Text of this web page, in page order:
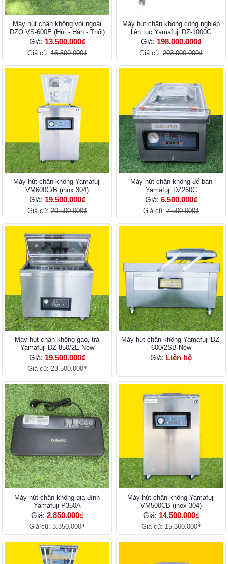
Máy hút chân không vòi ngoài
DZQ VS-600E (Hút - Hàn - Thổi)
Giá: 13.500.000₫
Giá cũ:16.500.000₫
Máy hút chân không công nghiệp
liên tục Yamafuji DZ-1000C
Giá: 198.000.000₫
Giá cũ: 203.000.000₫
Máy hút chân không Yamafuji
VM600C/B (inox 304)
Giá: 19.500.000₫
Giá cũ:20.500.000₫
Máy hút chân không để bàn
Yamafuji DZ260C
Giá: 6.500.000₫
Giá cũ: 7.500.000₫
Máy hút chân không gạo, trà
Yamafuji DZ-850/2E New
Giá: 19.500.000₫
Giá cũ:23.500.000₫
Máy hút chân không Yamafuji DZ-
600/2SB New
Giá: Liên hệ
Máy hút chân không gia đình
Yamafuji P350A
Giá: 2.850.000₫
Giá cũ: 3.350.000₫
Máy hút chân không Yamafuji
VM500CB (inox 304)
Giá: 14.500.000₫
Giá cũ:15.360.000₫